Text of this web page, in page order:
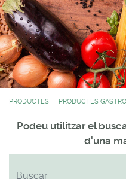
PRODUCTES PRODUCTES
Podeu utilitzar el
d'una